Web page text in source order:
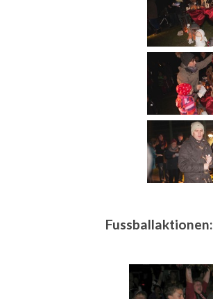
Fussballaktionen: